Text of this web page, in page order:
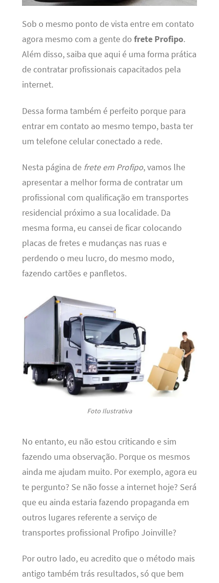
Sob o mesmo ponto de vista entre em contato
agora mesmo com a gente do frete Profipo.
Além disso, saiba que aqui é uma forma prática
de contratar profissionais capacitados pela
internet.
Dessa forma também é perfeito porque para
entrar em contato ao mesmo tempo, basta ter
um telefone celular conectado a rede.
Nesta página de frete em Profipo, vamos lhe
apresentar a melhor forma de contratar um
profissional com qualificação em transportes
residencial próximo a sua localidade. Da
mesma forma, eu cansei de ficar colocando
placas de fretes e mudanças nas ruas e
perdendo o meu lucro, do mesmo modo,
fazendo cartões e panfletos.
Foto Ilustrativa
No entanto, eu não estou criticando e sim
fazendo uma observação. Porque os mesmos
ainda me ajudam muito. Por exemplo, agora eu
te pergunto? Se não fosse a internet hoje? Será
que eu ainda estaria fazendo propaganda em
outros lugares referente a serviço de
transportes profissional Profipo Joinville?
Por outro lado, eu acredito que o método mais
antigo também trás resultados, só que bem